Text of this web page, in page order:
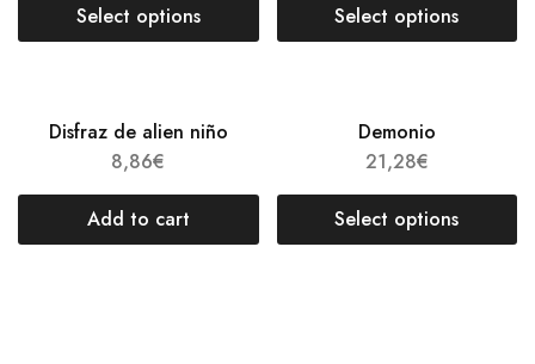
Select options Select options
Disfraz de alien niño
8,86€
Add to cart
Demonio
21,28€
Select options